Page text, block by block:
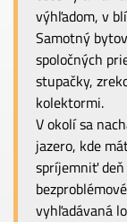
výhľadom, v
Samotný
spoločných
stupačky,
kolektormi.
V okolí sa
jazero, kde
spríjemniť deň
vyhľadávaná